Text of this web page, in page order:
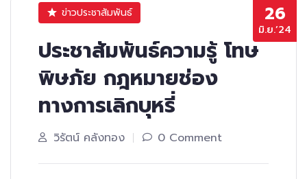
26
มิ.ย.’24
ข่าวประชาสัมพันธ์
ประชาสัมพันธ์ความรู้ โทษ
พิษภัย กฎหมายช่อง
ทางการเลิกบุหรี่
วิรัตน์ คลังทอง 0 Comment